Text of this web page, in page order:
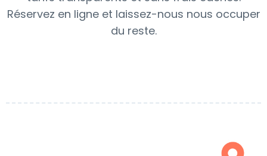
Réservez en ligne et laissez-nous nous occuper
du reste.